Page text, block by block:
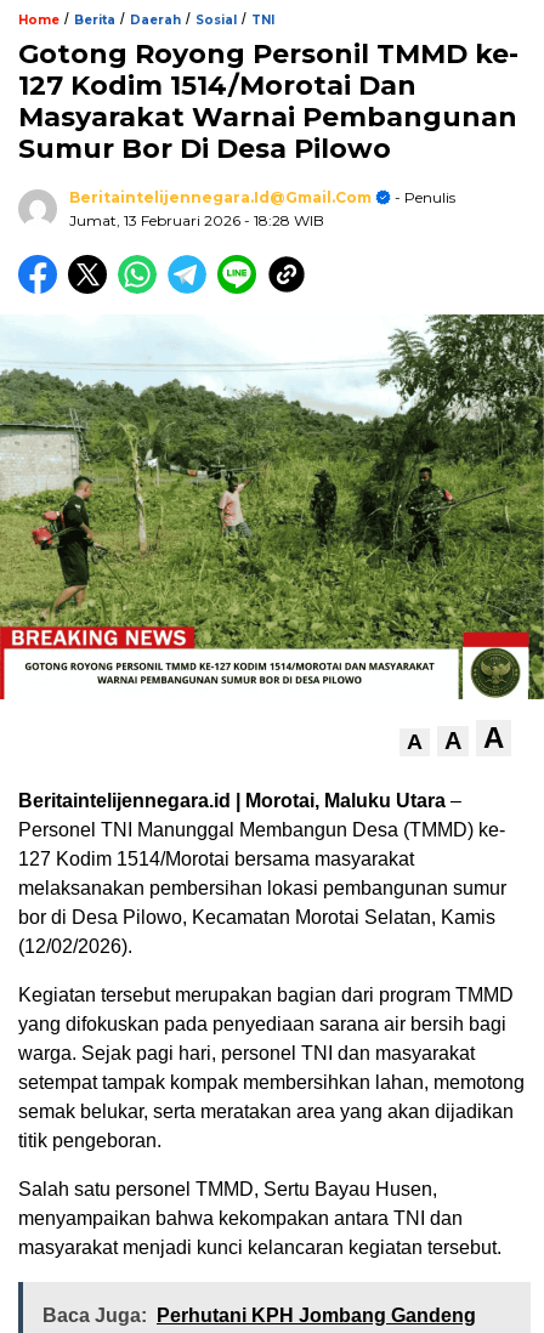
Home / Berita / Daerah / Sosial / TNI
Gotong Royong Personil TMMD ke-
127 Kodim 1514/Morotai Dan
Masyarakat Warnai Pembangunan
Sumur Bor Di Desa Pilowo
Beritaintelijennegara.id@gmail.com
- Penulis
Jumat, 13 Februari 2026 - 18:28 WIB
A A A
Beritaintelijennegara.id | Morotai, Maluku Utara –
Personel TNI Manunggal Membangun Desa (TMMD) ke-
127 Kodim 1514/Morotai bersama masyarakat
melaksanakan pembersihan lokasi pembangunan sumur
bor di Desa Pilowo, Kecamatan Morotai Selatan, Kamis
(12/02/2026).
Kegiatan tersebut merupakan bagian dari program TMMD
yang difokuskan pada penyediaan sarana air bersih bagi
warga. Sejak pagi hari, personel TNI dan masyarakat
setempat tampak kompak membersihkan lahan, memotong
semak belukar, serta meratakan area yang akan dijadikan
titik pengeboran.
Salah satu personel TMMD, Sertu Bayau Husen,
menyampaikan bahwa kekompakan antara TNI dan
masyarakat menjadi kunci kelancaran kegiatan tersebut.
Baca Juga:
Perhutani KPH Jombang Gandeng